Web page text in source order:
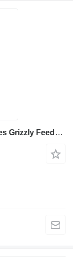
Kinglink Vibration Unit of Trio TF Series Grizzly Feeders | TF4016